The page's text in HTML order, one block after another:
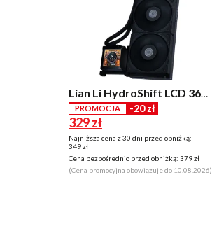
Lian Li HydroShift LCD 360S Czarny
PROMOCJA -20 zł
329 zł
Najniższa cena z 30 dni przed obniżką:
349 zł
Cena bezpośrednio przed obniżką: 379 zł
(Cena promocyjna obowiązuje do 10.08.2026)